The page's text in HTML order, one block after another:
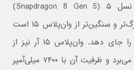
چیپست اسنپدراگون ۸ نسل ۵ (Snapdragon 8 Gen 5)
استفاده می‌کند و کمی بزرگ‌تر و سنگین‌تر از وان‌پلاس ۱۵ است
دهد. وان‌پلاس ۱۵ آر نیز از
بهره می‌برد و ظرفیت آن با ۷۴۰۰ میلی‌آمپر